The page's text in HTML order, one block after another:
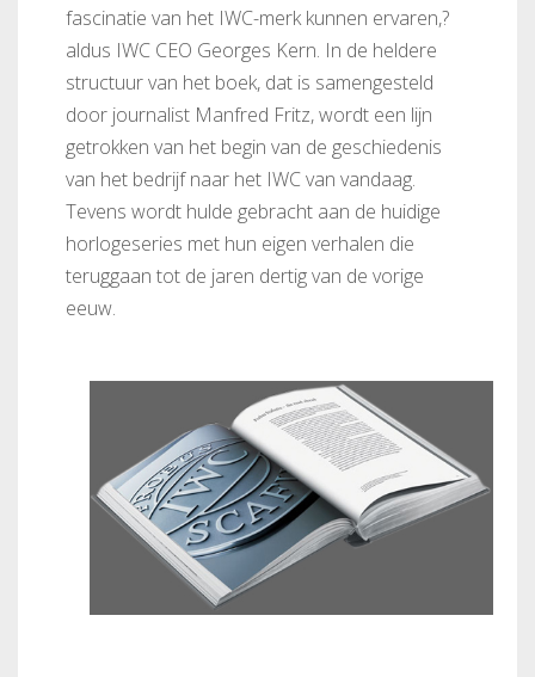
fascinatie van het IWC-merk kunnen ervaren,?
aldus IWC CEO Georges Kern. In de heldere
structuur van het boek, dat is samengesteld
door journalist Manfred Fritz, wordt een lijn
getrokken van het begin van de geschiedenis
van het bedrijf naar het IWC van vandaag.
Tevens wordt hulde gebracht aan de huidige
horlogeseries met hun eigen verhalen die
teruggaan tot de jaren dertig van de vorige
eeuw.